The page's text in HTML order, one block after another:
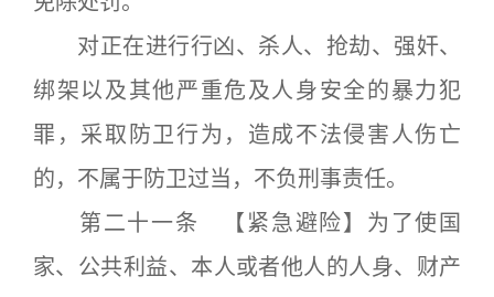
对正在进行行凶、杀人、抢劫、强奸、
绑架以及其他严重危及人身安全的暴力犯
罪，采取防卫行为，造成不法侵害人伤亡
的，不属于防卫过当，不负刑事责任。
第二十一条 【紧急避险】为了使国
家、公共利益、本人或者他人的人身、财产